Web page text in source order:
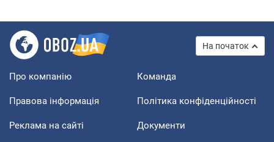
На початок
Про компанію Команда
Правова інформація Політика конфіденційності
Реклама на сайті Документи